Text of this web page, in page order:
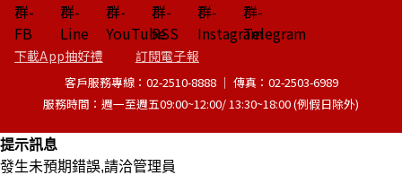
下載App抽好禮 訂閱電子報
客戶服務專線：02-2510-8888 │ 傳真：02-2503-6989
服務時間：週一至週五09:00~12:00/ 13:30~18:00 (例假日除外)
提示訊息
發生未預期錯誤,請洽管理員